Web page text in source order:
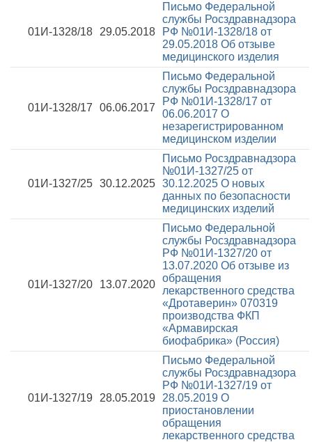
01И-1328/18 29.05.2018
Письмо Федеральной
службы Росздравнадзора
РФ №01И-1328/18 от
29.05.2018 Об отзыве
медицинского изделия
01И-1328/17 06.06.2017
Письмо Федеральной
службы Росздравнадзора
РФ №01И-1328/17 от
06.06.2017 О
незарегистрированном
медицинском изделии
01И-1327/25 30.12.2025
Письмо Росздравнадзора
№01И-1327/25 от
30.12.2025 О новых
данных по безопасности
медицинских изделий
01И-1327/20 13.07.2020
Письмо Федеральной
службы Росздравнадзора
РФ №01И-1327/20 от
13.07.2020 Об отзыве из
обращения
лекарственного средства
«Дротаверин» 070319
производства ФКП
«Армавирская
биофабрика» (Россия)
01И-1327/19 28.05.2019
Письмо Федеральной
службы Росздравнадзора
РФ №01И-1327/19 от
28.05.2019 О
приостановлении
обращения
лекарственного средства